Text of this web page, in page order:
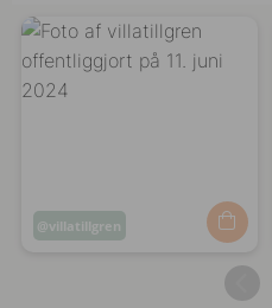
Opslag
villatillgren